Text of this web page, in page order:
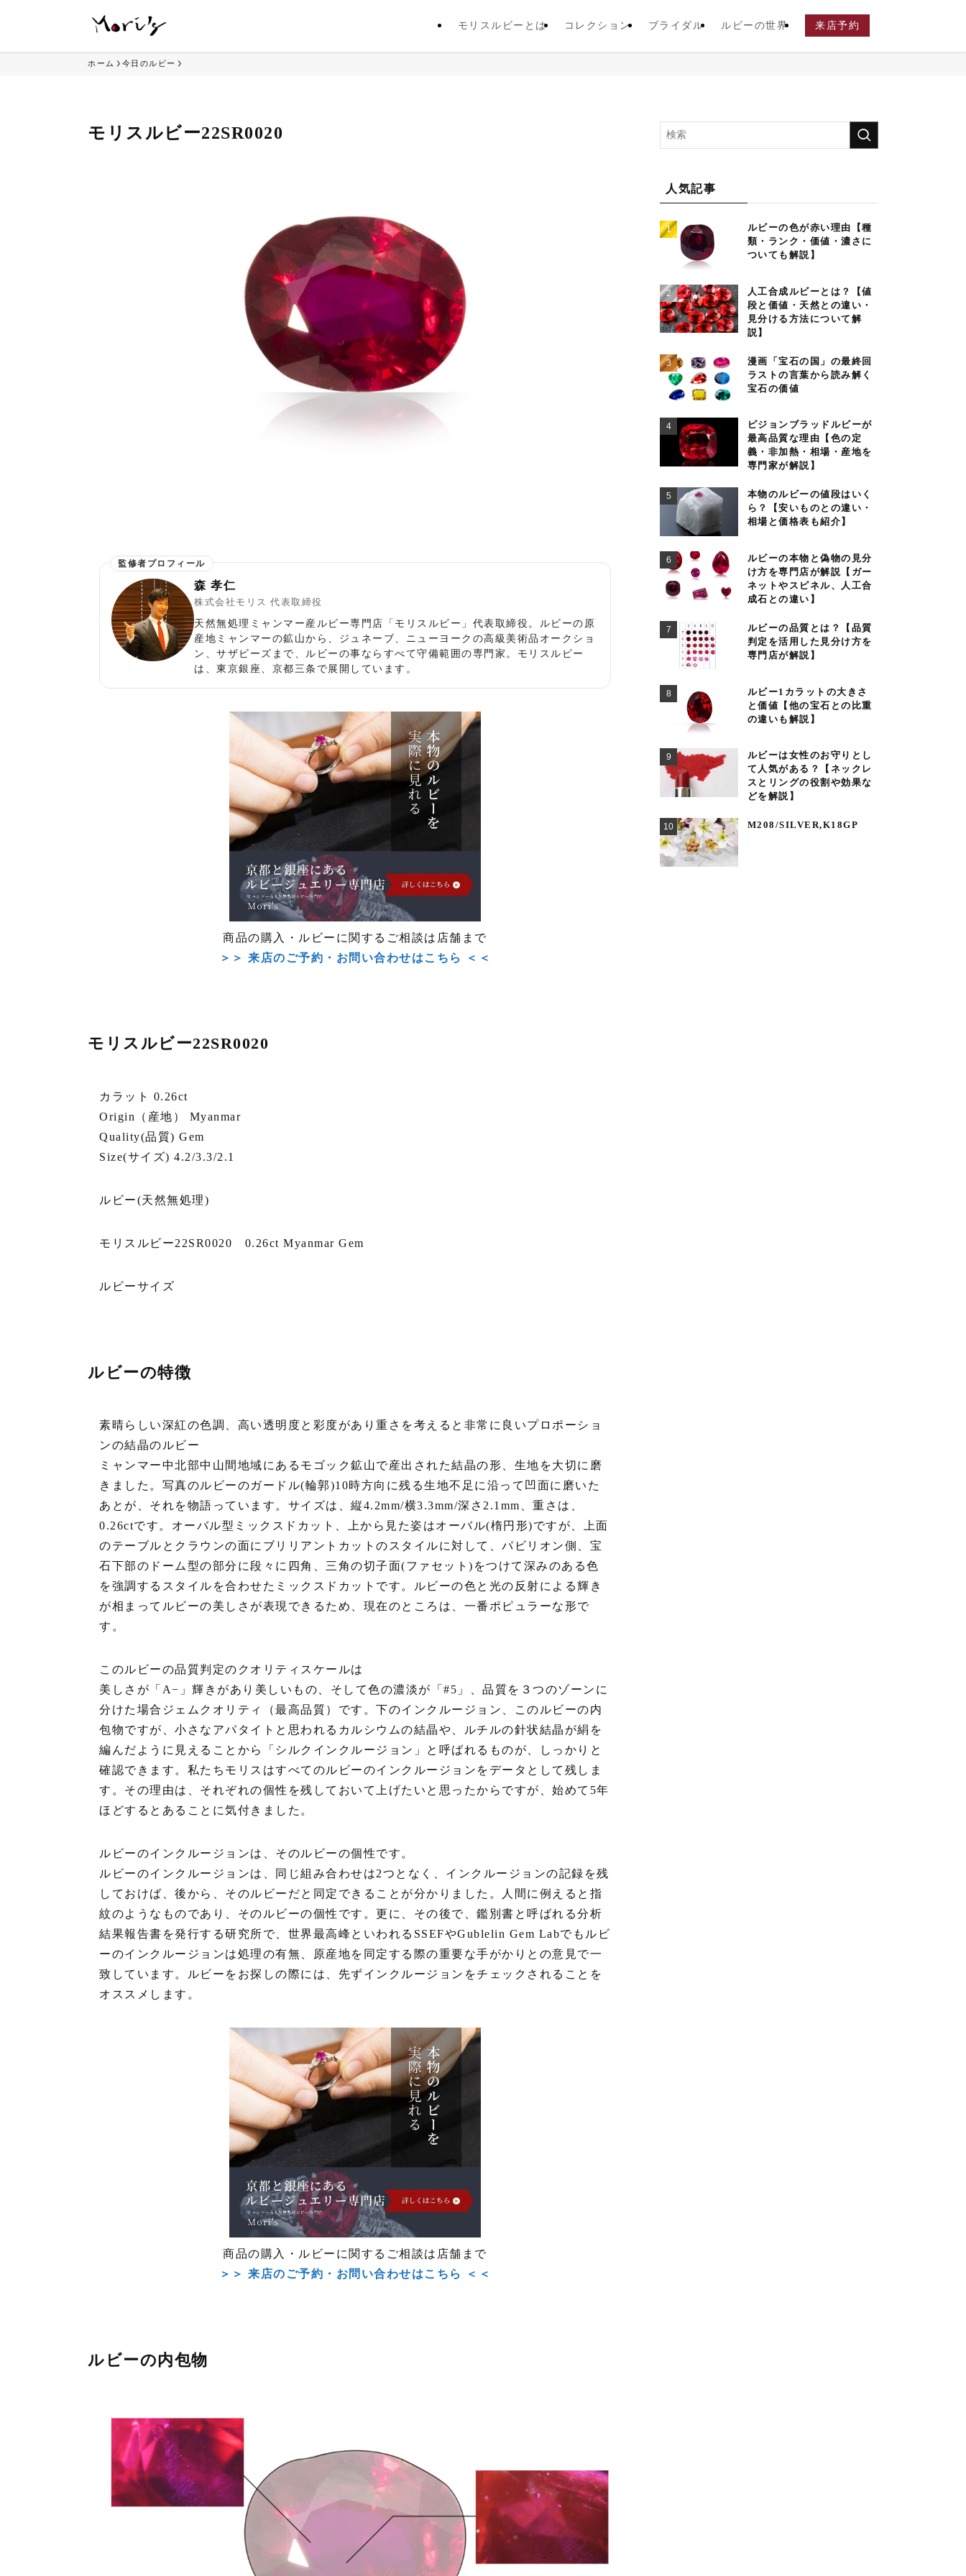
モリスルビーとは コレクション ブライダル ルビーの世界 来店予約
ホーム 今日のルビー
モリスルビー22SR0020
森 孝仁
株式会社モリス 代表取締役
天然無処理ミャンマー産ルビー専門店「モリスルビー」代表取締役。ルビーの原
産地ミャンマーの鉱山から、ジュネーブ、ニューヨークの高級美術品オークショ
ン、サザビーズまで、ルビーの事ならすべて守備範囲の専門家。モリスルビー
は、東京銀座、京都三条で展開しています。
商品の購入・ルビーに関するご相談は店舗まで
＞＞ 来店のご予約・お問い合わせはこちら ＜＜
モリスルビー22SR0020
カラット 0.26ct
Origin（産地） Myanmar
Quality(品質) Gem
Size(サイズ) 4.2/3.3/2.1
ルビー(天然無処理)
モリスルビー22SR0020 0.26ct Myanmar Gem
ルビーサイズ
ルビーの特徴
素晴らしい深紅の色調、高い透明度と彩度があり重さを考えると非常に良いプロポーショ
ンの結晶のルビー
ミャンマー中北部中山間地域にあるモゴック鉱山で産出された結晶の形、生地を大切に磨
きました。写真のルビーのガードル(輪郭)10時方向に残る生地不足に沿って凹面に磨いた
あとが、それを物語っています。サイズは、縦4.2mm/横3.3mm/深さ2.1mm、重さは、
0.26ctです。オーバル型ミックスドカット、上から見た姿はオーバル(楕円形)ですが、上面
のテーブルとクラウンの面にブリリアントカットのスタイルに対して、パビリオン側、宝
石下部のドーム型の部分に段々に四角、三角の切子面(ファセット)をつけて深みのある色
を強調するスタイルを合わせたミックスドカットです。ルビーの色と光の反射による輝き
が相まってルビーの美しさが表現できるため、現在のところは、一番ポピュラーな形で
す。
このルビーの品質判定のクオリティスケールは
美しさが「A−」輝きがあり美しいもの、そして色の濃淡が「#5」、品質を３つのゾーンに
分けた場合ジェムクオリティ（最高品質）です。下のインクルージョン、このルビーの内
包物ですが、小さなアパタイトと思われるカルシウムの結晶や、ルチルの針状結晶が絹を
編んだように見えることから「シルクインクルージョン」と呼ばれるものが、しっかりと
確認できます。私たちモリスはすべてのルビーのインクルージョンをデータとして残しま
す。その理由は、それぞれの個性を残しておいて上げたいと思ったからですが、始めて5年
ほどするとあることに気付きました。
ルビーのインクルージョンは、そのルビーの個性です。
ルビーのインクルージョンは、同じ組み合わせは2つとなく、インクルージョンの記録を残
しておけば、後から、そのルビーだと同定できることが分かりました。人間に例えると指
紋のようなものであり、そのルビーの個性です。更に、その後で、鑑別書と呼ばれる分析
結果報告書を発行する研究所で、世界最高峰といわれるSSEFやGublelin Gem Labでもルビ
ーのインクルージョンは処理の有無、原産地を同定する際の重要な手がかりとの意見で一
致しています。ルビーをお探しの際には、先ずインクルージョンをチェックされることを
オススメします。
商品の購入・ルビーに関するご相談は店舗まで
＞＞ 来店のご予約・お問い合わせはこちら ＜＜
ルビーの内包物
人気記事
ルビーの色が赤い理由【種
類・ランク・価値・濃さに
ついても解説】
人工合成ルビーとは？【値
段と価値・天然との違い・
見分ける方法について解
説】
漫画「宝石の国」の最終回
ラストの言葉から読み解く
宝石の価値
ピジョンブラッドルビーが
最高品質な理由【色の定
義・非加熱・相場・産地を
専門家が解説】
本物のルビーの値段はいく
ら？【安いものとの違い・
相場と価格表も紹介】
ルビーの本物と偽物の見分
け方を専門店が解説【ガー
ネットやスピネル、人工合
成石との違い】
ルビーの品質とは？【品質
判定を活用した見分け方を
専門店が解説】
ルビー1カラットの大きさ
と価値【他の宝石との比重
の違いも解説】
ルビーは女性のお守りとし
て人気がある？【ネックレ
スとリングの役割や効果な
どを解説】
M208/SILVER,K18GP